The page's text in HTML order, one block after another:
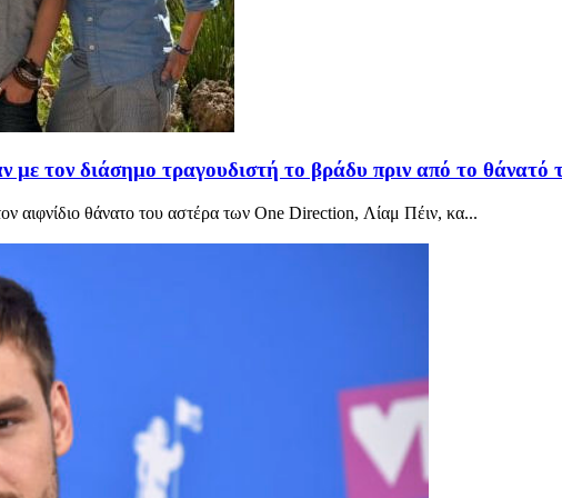
με τον διάσημο τραγουδιστή το βράδυ πριν από το θάνατό
αιφνίδιο θάνατο του αστέρα των One Direction, Λίαμ Πέιν, κα...